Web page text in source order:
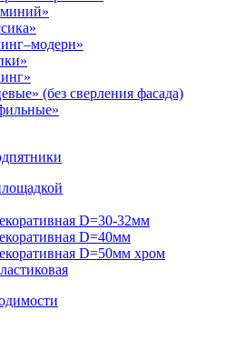
(без сверления фасада)
D=30-32мм
D=40мм
D=50мм хром